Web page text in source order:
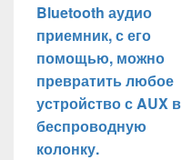
Bluetooth аудио
приемник, с его
помощью, можно
превратить любое
устройство с AUX в
беспроводную
колонку.